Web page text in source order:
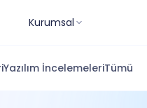
Kurumsal
Yazılım İncelemeleriTümü